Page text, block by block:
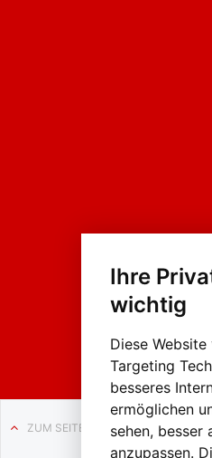
Ihre
wichtig
Diese
Targeting
besseres
ermöglichen
sehen, besser
anzupassen.
ZUM SEITENANFANG